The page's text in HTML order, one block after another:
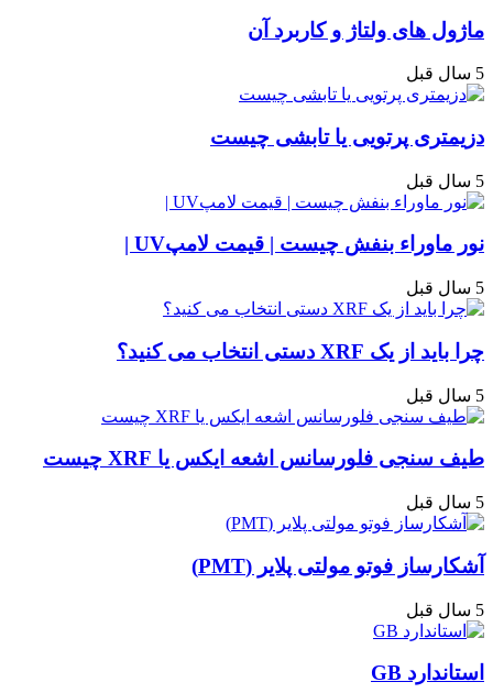
ماژول های ولتاژ و کاربرد آن
5 سال قبل
دزیمتری پرتویی یا تابشی چیست
5 سال قبل
نور ماوراء بنفش چیست | قیمت لامپUV |
5 سال قبل
چرا باید از یک XRF دستی انتخاب می کنید؟
5 سال قبل
طیف‌ سنجی فلورسانس اشعه ایکس یا XRF چیست
5 سال قبل
آشکارساز فوتو مولتی پلایر (PMT)
5 سال قبل
استاندارد GB